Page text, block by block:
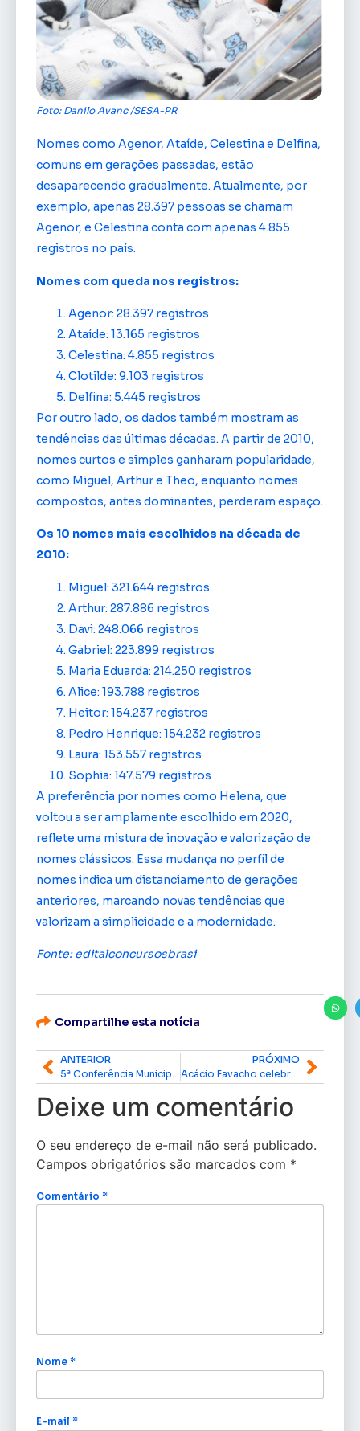
Foto: Danilo Avanc /SESA-PR
Nomes como Agenor, Ataíde, Celestina e Delfina,
comuns em gerações passadas, estão
desaparecendo gradualmente. Atualmente, por
exemplo, apenas 28.397 pessoas se chamam
Agenor, e Celestina conta com apenas 4.855
registros no país.
Nomes com queda nos registros:
Agenor: 28.397 registros
Ataíde: 13.165 registros
Celestina: 4.855 registros
Clotilde: 9.103 registros
Delfina: 5.445 registros
Por outro lado, os dados também mostram as
tendências das últimas décadas. A partir de 2010,
nomes curtos e simples ganharam popularidade,
como Miguel, Arthur e Theo, enquanto nomes
compostos, antes dominantes, perderam espaço.
Os 10 nomes mais escolhidos na década de
2010:
Miguel: 321.644 registros
Arthur: 287.886 registros
Davi: 248.066 registros
Gabriel: 223.899 registros
Maria Eduarda: 214.250 registros
Alice: 193.788 registros
Heitor: 154.237 registros
Pedro Henrique: 154.232 registros
Laura: 153.557 registros
Sophia: 147.579 registros
A preferência por nomes como Helena, que
voltou a ser amplamente escolhido em 2020,
reflete uma mistura de inovação e valorização de
nomes clássicos. Essa mudança no perfil de
nomes indica um distanciamento de gerações
anteriores, marcando novas tendências que
valorizam a simplicidade e a modernidade.
Fonte: editalconcursosbrasi
Compartilhe esta notícia
ANTERIOR
PRÓXIMO
Acácio Favacho celebra seleção de mais de mil casas populares do Minha Casa, Minha Vida para o Amapá
Deixe um comentário
O seu endereço de e-mail não será publicado.
Campos obrigatórios são marcados com *
Comentário *
Nome *
E-mail *